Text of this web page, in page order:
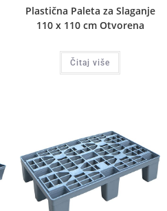
Plastična Paleta za Slaganje
110 x 110 cm Otvorena
Čitaj više